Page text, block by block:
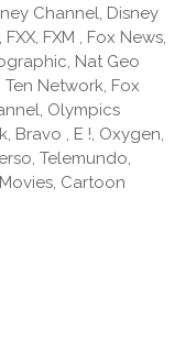
Channel, Disney
FXM , Fox News,
Nat Geo
Network, Fox
Olympics
Bravo , E !, Oxygen,
Telemundo,
Cartoon